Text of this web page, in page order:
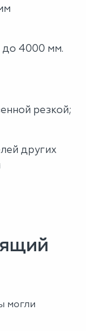
до 4000 мм.
резкой;
других
могли